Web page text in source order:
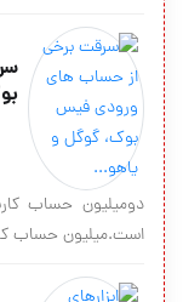
دومیلیون حساب
است.میلیون حساب